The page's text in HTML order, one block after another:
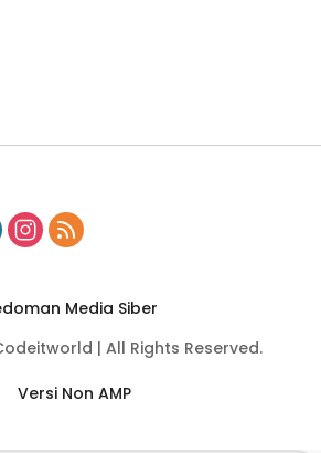
Media Siber
| All Rights Reserved.
Versi Non AMP